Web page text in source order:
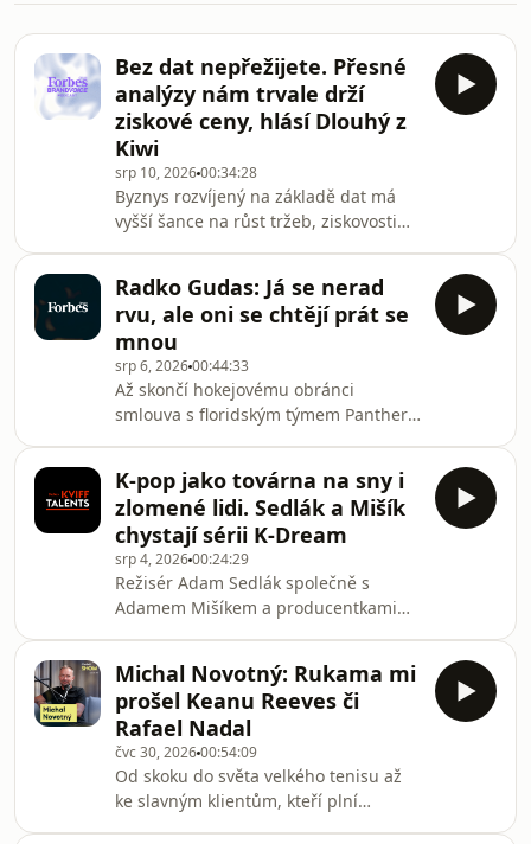
Bez dat nepřežijete. Přesné
analýzy nám trvale drží
ziskové ceny, hlásí Dlouhý z
Kiwi
srp 10, 202600:34:28
Byznys rozvíjený na základě dat má
vyšší šance na růst tržeb, ziskovosti
bychom nedokázali nastavit ceny tak,
aby pro nás vycházely ekonomicky
a pro zákazníka byly dostatečně
atraktivní,“ říká zakladatel a výkonný
ředitel Kiwi.com Oliver Dlouhý, který
byl spolu s ředitelkou poradenských
služeb společnosti Visa Hanou
Wasserburg
Radko Gudas: Já se nerad
rvu, ale oni se chtějí prát se
mnou
srp 6, 202600:44:33
Až skončí hokejovému obránci
smlouva s floridským týmem Panthers,
podcastu The Forbes Show přiznává,
že šestiletý kontrakt je pro něj zatím
nejdelším, co kdy měl. Odchod z
kalifornského Anaheimu, kde působil
jako kapitán sice neplánoval, návrat
na Floridu, kde už v minulosti působil,
ale vnímá jako obrovskou
příležitost.Komu fandil při
K-pop jako továrna na sny i
zlomené lidi. Sedlák a Mišík
chystají sérii K-Dream
srp 4, 202600:24:29
Režisér Adam Sedlák společně s
Adamem Mišíkem a producentkami
Evropanovi, který je posedlý
představou, že se stane hvězdou k-
popu. Kvůli svému snu je ochotný
vzdát se čehokoli, i sama sebe.O sérii
K-Dream mluví kreativní tým v dalším
díle speciální podcastové série Forbes
Life KVIFF Talents, která letos vznikla
Michal Novotný: Rukama mi
prošel Keanu Reeves či
Rafael Nadal
čvc 30, 202600:54:09
Od skoku do světa velkého tenisu až
ke slavným klientům, kteří plní